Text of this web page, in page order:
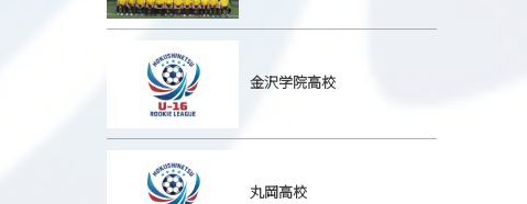
金沢学院高校
丸岡高校